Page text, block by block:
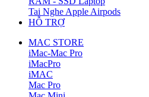
Tai Nghe Apple Airpods
HỖ TRỢ
MAC STORE
iMac-Mac Pro
iMacPro
iMAC
Mac Pro